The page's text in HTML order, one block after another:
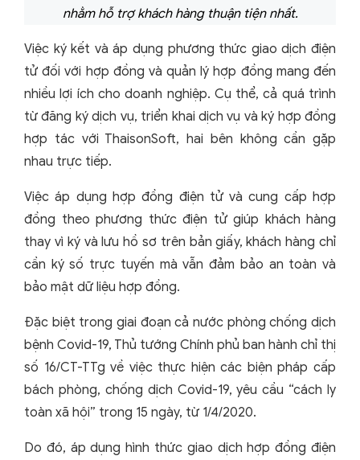
nhằm hỗ trợ khách hàng thuận tiện nhất.
Việc ký kết và áp dụng phương thức giao dịch điện
tử đối với hợp đồng và quản lý hợp đồng mang đến
nhiều lợi ích cho doanh nghiệp. Cụ thể, cả quá trình
từ đăng ký dịch vụ, triển khai dịch vụ và ký hợp đồng
hợp tác với ThaisonSoft, hai bên không cần gặp
nhau trực tiếp.
Việc áp dụng hợp đồng điện tử và cung cấp hợp
đồng theo phương thức điện tử giúp khách hàng
thay vì ký và lưu hồ sơ trên bản giấy, khách hàng chỉ
cần ký số trực tuyến mà vẫn đảm bảo an toàn và
bảo mật dữ liệu hợp đồng.
Đặc biệt trong giai đoạn cả nước phòng chống dịch
bệnh Covid-19, Thủ tướng Chính phủ ban hành chỉ thị
số 16/CT-TTg về việc thực hiện các biện pháp cấp
bách phòng, chống dịch Covid-19, yêu cầu “cách ly
toàn xã hội” trong 15 ngày, từ 1/4/2020.
Do đó, áp dụng hình thức giao dịch hợp đồng điện